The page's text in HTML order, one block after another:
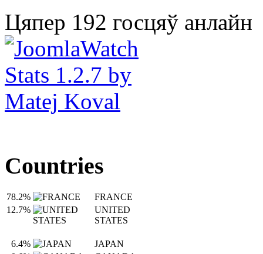
Цяпер 192 госцяў анлайн
Countries
78.2%
FRANCE
12.7%
UNITED
STATES
6.4%
JAPAN